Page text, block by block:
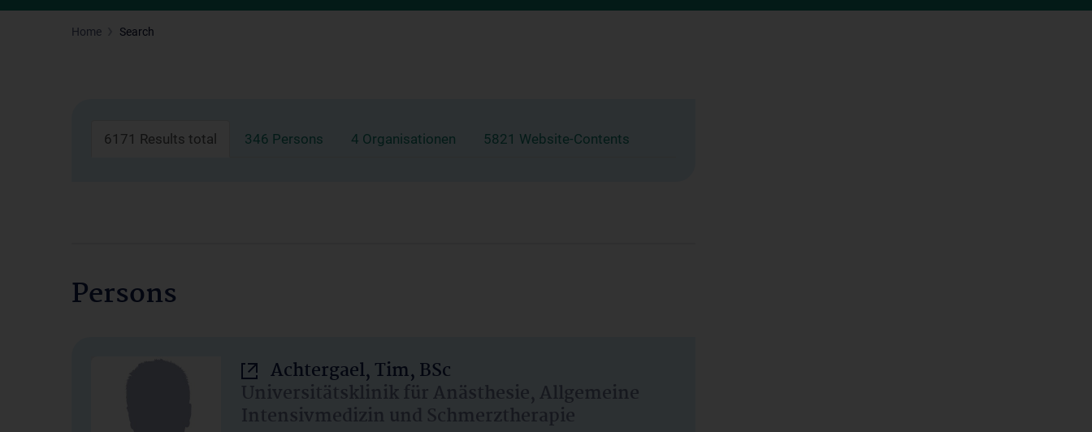
Home Search
6171 Results total 346 Persons 4 Organisationen 5821 Website-Contents
Persons
Achtergael, Tim, BSc
Universitätsklinik für Anästhesie, Allgemeine
Intensivmedizin und Schmerztherapie